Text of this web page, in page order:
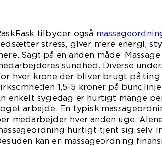
tilbyder også
stress, giver mere energi,
Sagt på en anden måde;
sundhed. Diverse
hver krone der bliver brugt på ting
1,5-5 kroner på
enkelt sygedag er hurtigt mange
arbejde. En typisk
medarbejder hver anden uge.
hurtigt tjent sig selv
kan en massageordning